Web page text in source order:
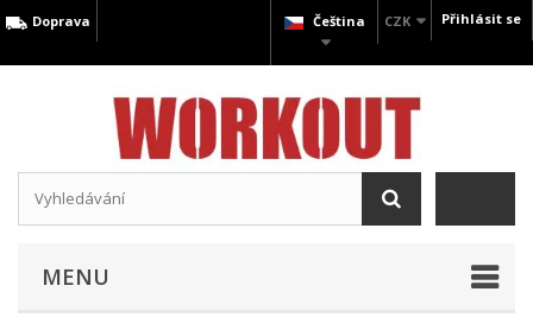
Přihlásit se
CZK
Čeština
Doprava
MENU